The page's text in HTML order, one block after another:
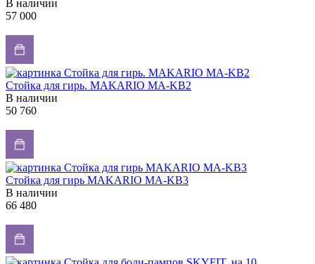
В наличии
57 000
Стойка для гирь. MAKARIO MA-KB2
В наличии
50 760
Стойка для гирь MAKARIO MA-KB3
В наличии
66 480